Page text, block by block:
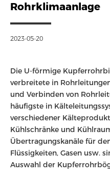
Rohrklimaanlage
2023-05-20
Die U-förmige
verbreitete in
und Verbinden von
häufigste in
verschiedener
Kühlschränke und
Übertragungskanäle für
Flüssigkeiten, Gasen usw.
Auswahl der